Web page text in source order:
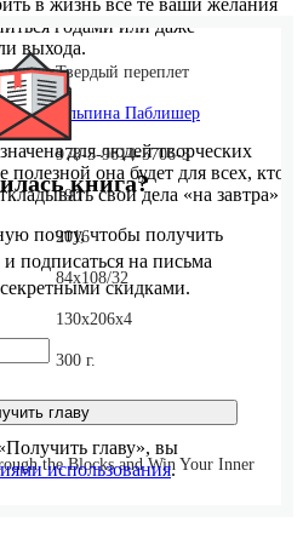
в жизнь все те ваши желания
годами или даже
выхода.
для людей творческих
полезной она будет для всех, кто
свои дела «на завтра»
Твердый переплет
Альпина Паблишер
978-5-9614-5706-3
190
2016
84x108/32
130x206x4
300 г.
the Blocks and Win Your Inner
книга?
почту, чтобы получить
подписаться на письма
скидками.
главу
главу», вы
использования.